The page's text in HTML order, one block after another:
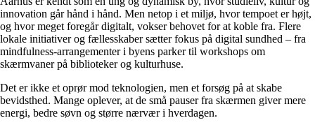
innovation går hånd i hånd. Men netop i et miljø, hvor tempoet er højt,
og hvor meget foregår digitalt, vokser behovet for at koble fra. Flere
lokale initiativer og fællesskaber sætter fokus på digital sundhed – fra
mindfulness-arrangementer i byens parker til workshops om
skærmvaner på biblioteker og kulturhuse.
Det er ikke et oprør mod teknologien, men et forsøg på at skabe
bevidsthed. Mange oplever, at de små pauser fra skærmen giver mere
energi, bedre søvn og større nærvær i hverdagen.